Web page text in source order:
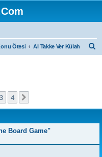
Ötesi Al Takke Ver Külah
3 4
Board Game"